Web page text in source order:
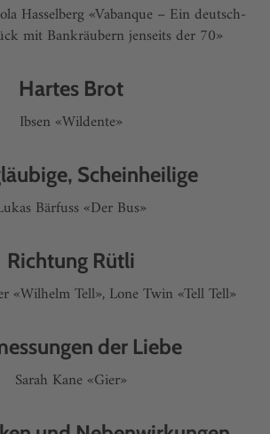
Hasselberg «Vabanque – Ein deutsch-
mit Bankräubern jenseits der 70»
Hartes Brot
Ibsen «Wildente»
Scheinheilige
Bärfuss «Der Bus»
Richtung Rütli
«Wilhelm Tell», Lone Twin «Tell Tell»
der Liebe
Sarah Kane «Gier»